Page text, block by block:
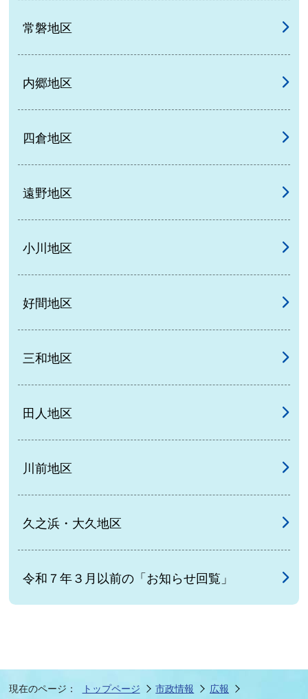
常磐地区
内郷地区
四倉地区
遠野地区
小川地区
好間地区
三和地区
田人地区
川前地区
久之浜・大久地区
令和７年３月以前の「お知らせ回覧」
現在のページ： トップページ 市政情報
広報